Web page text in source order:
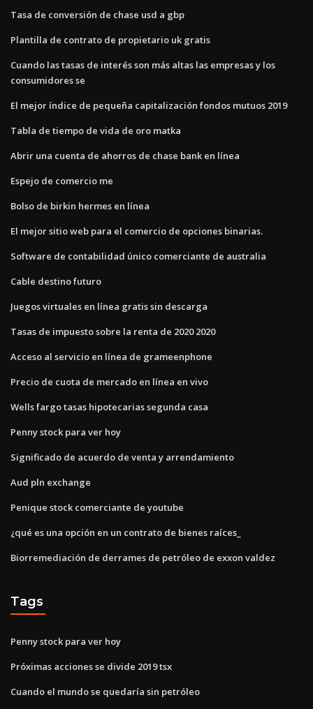
Tasa de conversión de chase usd a gbp
Plantilla de contrato de propietario uk gratis
Cuando las tasas de interés son más altas las empresas y los
consumidores se
El mejor índice de pequeña capitalización fondos mutuos 2019
Tabla de tiempo de vida de oro matka
Abrir una cuenta de ahorros de chase bank en línea
Espejo de comercio me
Bolso de birkin hermes en línea
El mejor sitio web para el comercio de opciones binarias.
Software de contabilidad único comerciante de australia
Cable destino futuro
Juegos virtuales en línea gratis sin descarga
Tasas de impuesto sobre la renta de 2020 2020
Acceso al servicio en línea de grameenphone
Precio de cuota de mercado en línea en vivo
Wells fargo tasas hipotecarias segunda casa
Penny stock para ver hoy
Significado de acuerdo de venta y arrendamiento
Aud pln exchange
Penique stock comerciante de youtube
¿qué es una opción en un contrato de bienes raíces_
Biorremediación de derrames de petróleo de exxon valdez
Tags
Penny stock para ver hoy
Próximas acciones se divide 2019 tsx
Cuando el mundo se quedaría sin petróleo